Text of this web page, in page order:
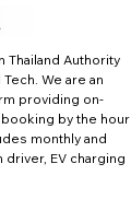
Thailand Authority
We are an
providing on-
by the hour
monthly and
driver, EV charging